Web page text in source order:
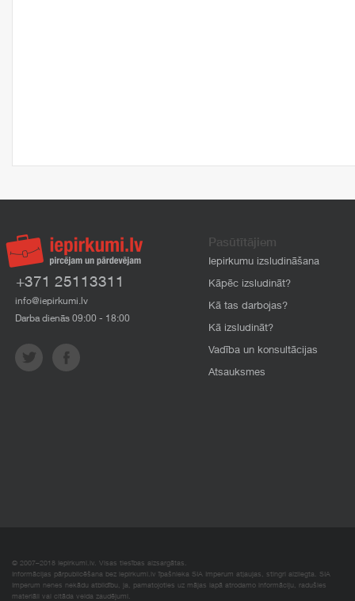
+371 25113311
info@iepirkumi.lv
Darba dienās 09:00 - 18:00
Pasūtītājiem
Iepirkumu izsludināšana
Kāpēc izsludināt?
Kā tas darbojas?
Kā izsludināt?
Vadība un konsultācijas
Atsauksmes
© 2007–2018 Iepirkumi.lv. Visas tiesības aizsargātas.
Informācijas pārpublicēšana bez iepirkumi.lv īpašnieka SIA Imperum atļaujas, stingri aizliegta. SIA
Imperum nenes nekādu atbildību, ja, pamatojoties uz mājas lapā atrodamo informāciju, radušies
materiāli vai citāda veida zaudējumi.